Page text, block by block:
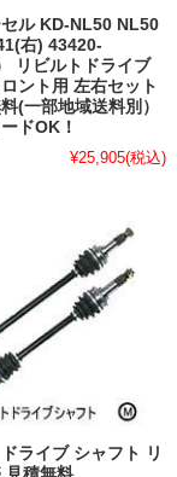
ル KD-NL50 NL50
右) 43420-
リビルトドライブ
ント用 左右セット
(一部地域送料別）
ドOK！
¥25,905(税込)
ライブ シャフト リ